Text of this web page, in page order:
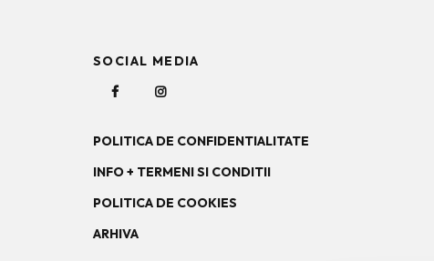
SOCIAL MEDIA
POLITICA DE CONFIDENTIALITATE
INFO + TERMENI SI CONDITII
POLITICA DE COOKIES
ARHIVA